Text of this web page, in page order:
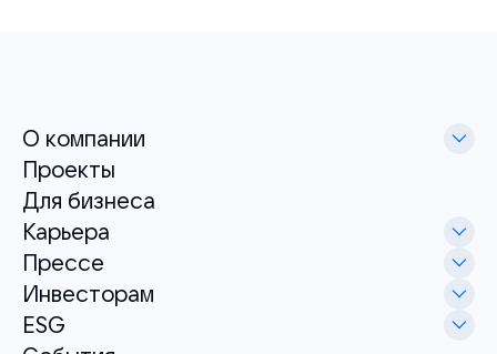
О компании
Проекты
Для бизнеса
Карьера
Прессе
Инвесторам
ESG